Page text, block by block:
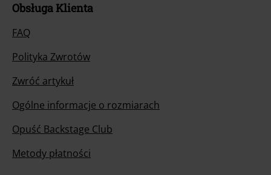
Obsługa Klienta
FAQ
Polityka Zwrotów
Zwróć artykuł
Ogólne informacje o rozmiarach
Opuść Backstage Club
Metody płatności